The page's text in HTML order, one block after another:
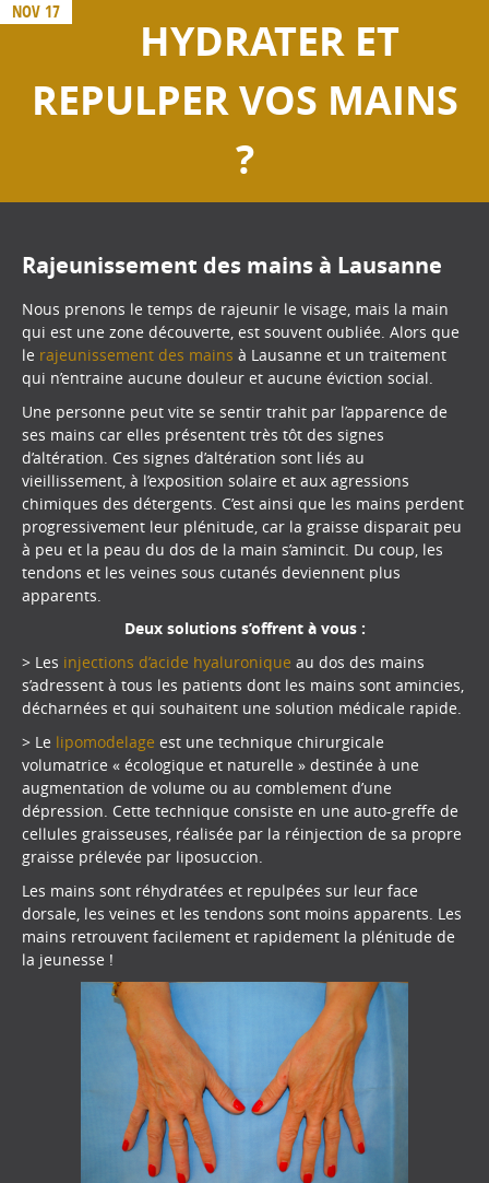
NOV 17
HYDRATER ET
REPULPER VOS MAINS
?
Rajeunissement des mains à Lausanne
Nous prenons le temps de rajeunir le visage, mais la main
qui est une zone découverte, est souvent oubliée. Alors que
le rajeunissement des mains à Lausanne et un traitement
qui n’entraine aucune douleur et aucune éviction social.
Une personne peut vite se sentir trahit par l’apparence de
ses mains car elles présentent très tôt des signes
d’altération. Ces signes d’altération sont liés au
vieillissement, à l’exposition solaire et aux agressions
chimiques des détergents. C’est ainsi que les mains perdent
progressivement leur plénitude, car la graisse disparait peu
à peu et la peau du dos de la main s’amincit. Du coup, les
tendons et les veines sous cutanés deviennent plus
apparents.
Deux solutions s’offrent à vous :
> Les injections d’acide hyaluronique au dos des mains
s’adressent à tous les patients dont les mains sont amincies,
décharnées et qui souhaitent une solution médicale rapide.
> Le lipomodelage est une technique chirurgicale
volumatrice « écologique et naturelle » destinée à une
augmentation de volume ou au comblement d’une
dépression. Cette technique consiste en une auto-greffe de
cellules graisseuses, réalisée par la réinjection de sa propre
graisse prélevée par liposuccion.
Les mains sont réhydratées et repulpées sur leur face
dorsale, les veines et les tendons sont moins apparents. Les
mains retrouvent facilement et rapidement la plénitude de
la jeunesse !